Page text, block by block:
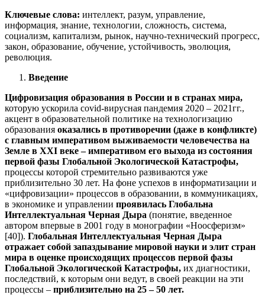
Ключевые слова: интеллект, разум, управление,
информация, знание, технологии, сложность, система,
социализм, капитализм, рынок, научно-технический прогресс,
закон, образование, обучение, устойчивость, эволюция,
революция.
Введение
Цифровизация образования в России и в странах мира,
которую ускорила covid-вирусная пандемия 2020 – 2021гг.,
акцент в образовательной политике на технологизацию
образования оказались в противоречии (даже в конфликте)
с главным императивом выживаемости человечества на
Земле в XXI веке – императивом его выхода из состояния
первой фазы Глобальной Экологической Катастрофы,
процессы которой стремительно развиваются уже
приблизительно 30 лет. На фоне успехов в информатизации и
«цифровизации» процессов в образовании, в коммуникациях,
в экономике и управлении проявилась Глобальна
Интеллектуальная Черная Дыра (понятие, введенное
автором впервые в 2001 году в монографии «Ноосферизм»
[40]). Глобальная Интеллектуальная Черная Дыра
отражает собой запаздывание мировой науки и элит стран
мира в оценке происходящих процессов первой фазы
Глобальной Экологической Катастрофы, их диагностики,
последствий, к которым они ведут, в своей реакции на эти
процессы – приблизительно на 25 – 50 лет.